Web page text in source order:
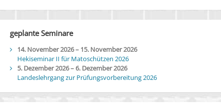
geplante Seminare
14. November 2026– 15. November 2026
Hekiseminar II für Matoschützen 2026
5. Dezember 2026–6. Dezember 2026
Landeslehrgang zur Prüfungsvorbereitung 2026